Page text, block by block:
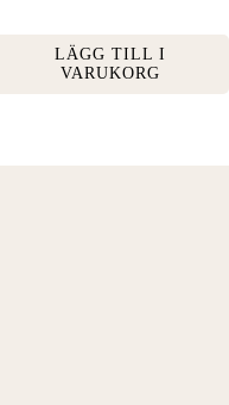
LÄGG TILL I
VARUKORG